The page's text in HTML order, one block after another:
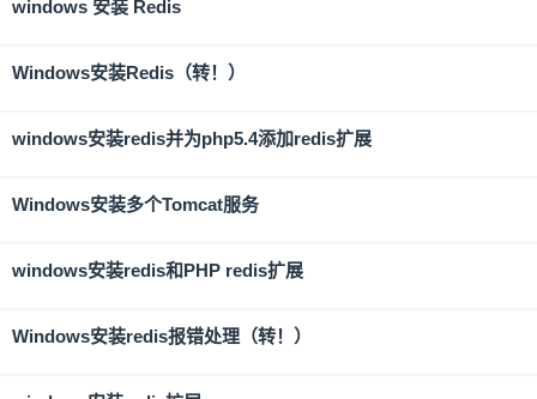
windows 安装 Redis
Windows安装Redis（转！）
windows安装redis并为php5.4添加redis扩展
Windows安装多个Tomcat服务
windows安装redis和PHP redis扩展
Windows安装redis报错处理（转！）